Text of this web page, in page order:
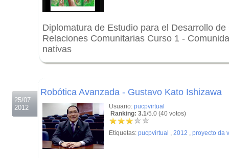
Diplomatura de Estudio para el Desarrollo
Relaciones Comunitarias Curso 1 -
nativas
25/07
2012
Robótica Avanzada - Gustavo Kato Ishizawa
Usuario: pucpvirtual
Ranking: 3.1/5.0 (40 votos)
Etiquetas: pucpvirtual , 2012 , proyecto da